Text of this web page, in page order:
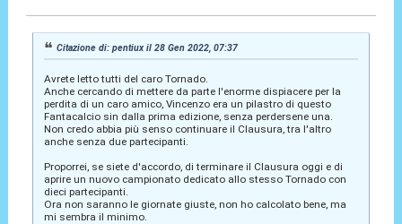
Citazione di: pentiux il 28 Gen 2022, 07:37
Avrete letto tutti del caro Tornado.
Anche cercando di mettere da parte l'enorme dispiacere per la
perdita di un caro amico, Vincenzo era un pilastro di questo
Fantacalcio sin dalla prima edizione, senza perdersene una.
Non credo abbia più senso continuare il Clausura, tra l'altro
anche senza due partecipanti.
Proporrei, se siete d'accordo, di terminare il Clausura oggi e di
aprire un nuovo campionato dedicato allo stesso Tornado con
dieci partecipanti.
Ora non saranno le giornate giuste, non ho calcolato bene, ma
mi sembra il minimo.